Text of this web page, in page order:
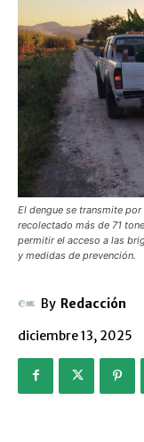
El dengue se transmite
recolectado más de 71
permitir el acceso a las
y medidas de prevención.
By Redacción
diciembre 13, 2025